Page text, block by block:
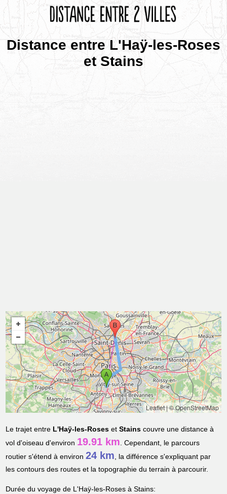
Distance entre L'Haÿ-les-Roses
et Stains
Leaflet|© OpenStreetMap
Le trajet entre L'Haÿ-les-Roses etStains couvre une distance à
vol d'oiseau d'environ 19.91 km. Cependant, le parcours
routier s'étend à environ24 km, la différence s'expliquant par
les contours des routes et la topographie du terrain à parcourir.
Durée du voyage de L'Haÿ-les-Roses à Stains: